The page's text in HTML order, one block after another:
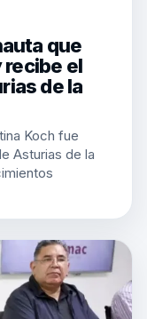
que
recibe el
de la
Koch fue
Asturias de la